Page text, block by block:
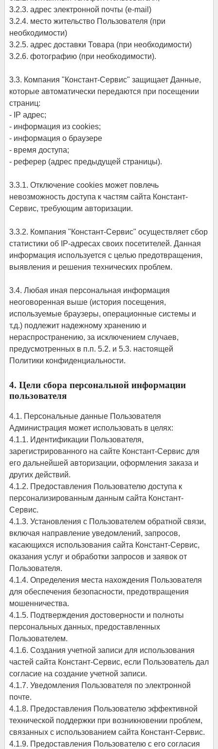
3.2.3. адрес электронной почты (e-mail)
3.2.4. место жительство Пользователя (при
необходимости)
3.2.5. адрес доставки Товара (при необходимости)
3.2.6. фотографию (при необходимости).
3.3. Компания "Констант-Сервис" защищает Данные,
которые автоматически передаются при посещении
страниц:
- IP адрес;
- информация из cookies;
- информация о браузере
- время доступа;
- реферер (адрес предыдущей страницы).
3.3.1. Отключение cookies может повлечь
невозможность доступа к частям сайта Констант-
Сервис, требующим авторизации.
3.3.2. Компания "Констант-Сервис" осуществляет сбор
статистики об IP-адресах своих посетителей. Данная
информация используется с целью предотвращения,
выявления и решения технических проблем.
3.4. Любая иная персональная информация
неоговоренная выше (история посещения,
используемые браузеры, операционные системы и
т.д.) подлежит надежному хранению и
нераспространению, за исключением случаев,
предусмотренных в п.п. 5.2. и 5.3. настоящей
Политики конфиденциальности.
4. Цели сбора персональной информации
пользователя
4.1. Персональные данные Пользователя
Администрация может использовать в целях:
4.1.1. Идентификации Пользователя,
зарегистрированного на сайте Констант-Сервис для
его дальнейшей авторизации, оформления заказа и
других действий.
4.1.2. Предоставления Пользователю доступа к
персонализированным данным сайта Констант-
Сервис.
4.1.3. Установления с Пользователем обратной связи,
включая направление уведомлений, запросов,
касающихся использования сайта Констант-Сервис,
оказания услуг и обработки запросов и заявок от
Пользователя.
4.1.4. Определения места нахождения Пользователя
для обеспечения безопасности, предотвращения
мошенничества.
4.1.5. Подтверждения достоверности и полноты
персональных данных, предоставленных
Пользователем.
4.1.6. Создания учетной записи для использования
частей сайта Констант-Сервис, если Пользователь дал
согласие на создание учетной записи.
4.1.7. Уведомления Пользователя по электронной
почте.
4.1.8. Предоставления Пользователю эффективной
технической поддержки при возникновении проблем,
связанных с использованием сайта Констант-Сервис.
4.1.9. Предоставления Пользователю с его согласия